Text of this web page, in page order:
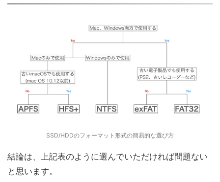
SSD/HDDのフォーマット形式の簡易的な選び方
結論は、上記表のように選んでいただければ問題ない
と思います。